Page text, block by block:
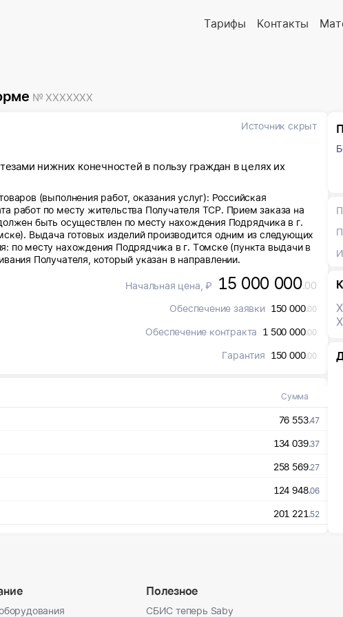
Тарифы Контакты
№ XXXXXXX
Источник скрыт
нижних конечностей в пользу граждан в целях их
(выполнения работ, оказания услуг): Российская
работ по месту жительства Получателя ТСР. Прием заказа на
быть осуществлен по месту нахождения Подрядчика в г.
Выдача готовых изделий производится одним из следующих
по месту нахождения Подрядчика в г. Томске (пункта выдачи в
Получателя, который указан в направлении.
Начальная цена, ₽ 15 000 000.00
Обеспечение заявки 150 000.00
Обеспечение контракта 1 500 000.00
Гарантия 150 000.00
Сумма
76 553.47
134 039.37
258 569.27
124 948.06
201 221.52
Полезное
СБИС теперь Saby